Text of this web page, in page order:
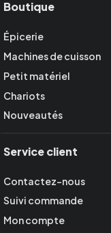
Boutique
Épicerie
Machines de cuisson
Petit matériel
Chariots
Nouveautés
Service client
Contactez-nous
Suivi commande
Mon compte